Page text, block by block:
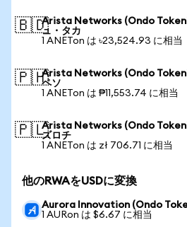
🇧🇩Arista Networks (Ondo
ュ・タカ
1 ANETon は ৳23,524.93 に相当
🇵🇭Arista Networks (Ondo
ペソ
1 ANETon は ₱11,553.74 に相当
🇵🇱Arista Networks (Ondo
ズロチ
1 ANETon は zł 706.71 に相当
他のRWAをUSDに変換
Aurora Innovation (Ondo
1 AURon は $6.67 に相当